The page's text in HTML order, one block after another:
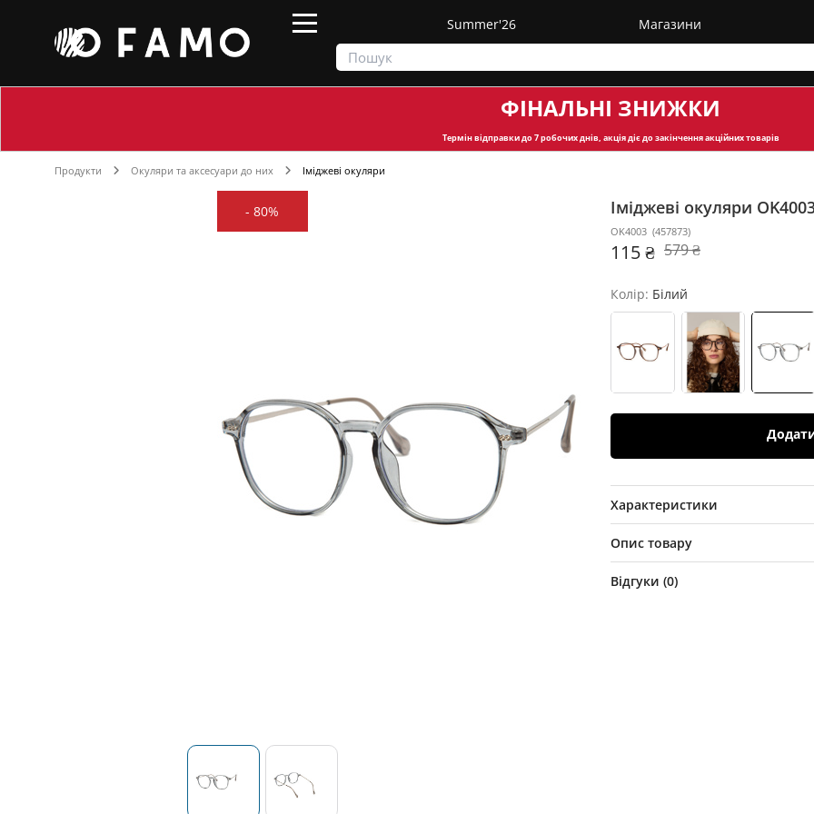
Summer'26 Магазини
ФІНАЛЬНІ ЗНИЖКИ
Термін відправкидо 7 робочих днів, акція діє до закінчення акційних товарів
Продукти Окуляри та аксесуари до них Іміджеві окуляри
-80% Іміджеві окуляри
OK4003 (457873)
115 ₴ 579 ₴
Колір: Білий
Характеристики
Опис товару
Відгуки (0)